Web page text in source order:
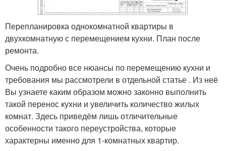
Перепланировка однокомнатной квартиры в
двухкомнатную с перемещением кухни. План после
ремонта.
Очень подробно все нюансы по перемещению кухни и
требования мы рассмотрели в отдельной статье . Из неё
Вы узнаете каким образом можно законно выполнить
такой перенос кухни и увеличить количество жилых
комнат. Здесь приведём лишь отличительные
особенности такого переустройства, которые
характерны именно для 1-комнатных квартир.